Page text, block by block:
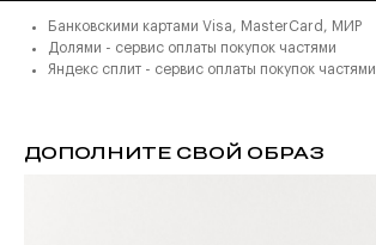
Банковскими картами Visa, MasterCard, МИР
Долями - сервис оплаты покупок частями
Яндекс сплит - сервис оплаты покупок частями
ДОПОЛНИТЕ СВОЙ ОБРАЗ